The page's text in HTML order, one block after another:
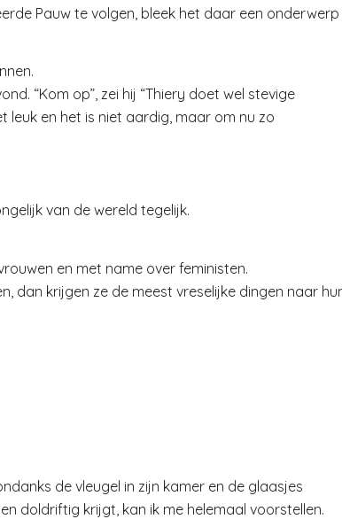
Pauw te volgen, bleek het daar een onderwerp
“Kom op”, zei hij “Thiery doet wel stevige
leuk en het is niet aardig, maar om nu zo
van de wereld tegelijk.
en met name over feministen.
dan krijgen ze de meest vreselijke dingen naar
de vleugel in zijn kamer en de glaasjes
doldriftig krijgt, kan ik me helemaal voorstellen.